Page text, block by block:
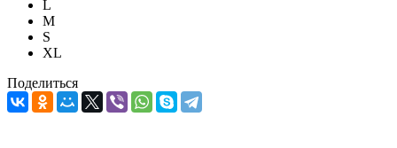
L
M
S
XL
Поделиться